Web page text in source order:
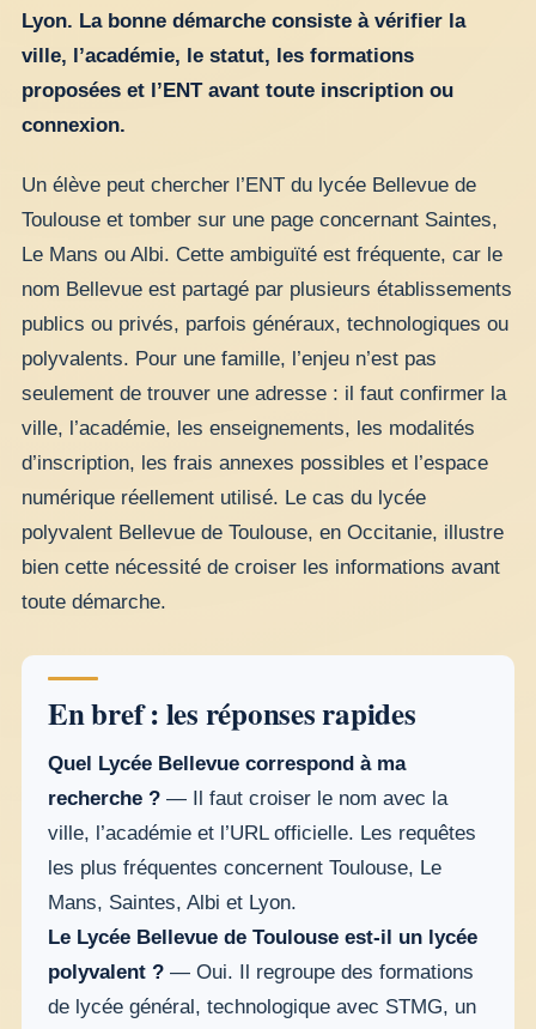
Lyon. La bonne démarche consiste à vérifier la
ville, l’académie, le statut, les formations
proposées et l’ENT avant toute inscription ou
connexion.
Un élève peut chercher l’ENT du lycée Bellevue de
Toulouse et tomber sur une page concernant Saintes,
Le Mans ou Albi. Cette ambiguïté est fréquente, car le
nom Bellevue est partagé par plusieurs établissements
publics ou privés, parfois généraux, technologiques ou
polyvalents. Pour une famille, l’enjeu n’est pas
seulement de trouver une adresse : il faut confirmer la
ville, l’académie, les enseignements, les modalités
d’inscription, les frais annexes possibles et l’espace
numérique réellement utilisé. Le cas du lycée
polyvalent Bellevue de Toulouse, en Occitanie, illustre
bien cette nécessité de croiser les informations avant
toute démarche.
En bref : les réponses rapides
Quel Lycée Bellevue correspond à ma
recherche ? — Il faut croiser le nom avec la
ville, l’académie et l’URL officielle. Les requêtes
les plus fréquentes concernent Toulouse, Le
Mans, Saintes, Albi et Lyon.
Le Lycée Bellevue de Toulouse est-il un lycée
polyvalent ? — Oui. Il regroupe des formations
de lycée général, technologique avec STMG, un